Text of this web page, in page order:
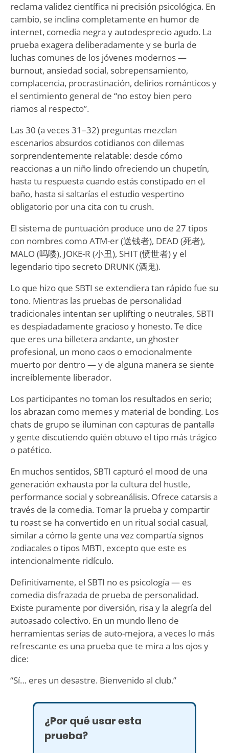
reclama validez científica ni precisión psicológica. En
cambio, se inclina completamente en humor de
internet, comedia negra y autodesprecio agudo. La
prueba exagera deliberadamente y se burla de
luchas comunes de los jóvenes modernos —
burnout, ansiedad social, sobrepensamiento,
complacencia, procrastinación, delirios románticos y
el sentimiento general de “no estoy bien pero
riamos al respecto”.
Las 30 (a veces 31–32) preguntas mezclan
escenarios absurdos cotidianos con dilemas
sorprendentemente relatable: desde cómo
reaccionas a un niño lindo ofreciendo un chupetín,
hasta tu respuesta cuando estás constipado en el
baño, hasta si saltarías el estudio vespertino
obligatorio por una cita con tu crush.
El sistema de puntuación produce uno de 27 tipos
con nombres como ATM-er (送钱者), DEAD (死者),
MALO (吗喽), JOKE-R (小丑), SHIT (愤世者) y el
legendario tipo secreto DRUNK (酒鬼).
Lo que hizo que SBTI se extendiera tan rápido fue su
tono. Mientras las pruebas de personalidad
tradicionales intentan ser uplifting o neutrales, SBTI
es despiadadamente gracioso y honesto. Te dice
que eres una billetera andante, un ghoster
profesional, un mono caos o emocionalmente
muerto por dentro — y de alguna manera se siente
increíblemente liberador.
Los participantes no toman los resultados en serio;
los abrazan como memes y material de bonding. Los
chats de grupo se iluminan con capturas de pantalla
y gente discutiendo quién obtuvo el tipo más trágico
o patético.
En muchos sentidos, SBTI capturó el mood de una
generación exhausta por la cultura del hustle,
performance social y sobreanálisis. Ofrece catarsis a
través de la comedia. Tomar la prueba y compartir
tu roast se ha convertido en un ritual social casual,
similar a cómo la gente una vez compartía signos
zodiacales o tipos MBTI, excepto que este es
intencionalmente ridículo.
Definitivamente, el SBTI no es psicología — es
comedia disfrazada de prueba de personalidad.
Existe puramente por diversión, risa y la alegría del
autoasado colectivo. En un mundo lleno de
herramientas serias de auto-mejora, a veces lo más
refrescante es una prueba que te mira a los ojos y
dice:
“Sí… eres un desastre. Bienvenido al club.”
¿Por qué usar esta
prueba?